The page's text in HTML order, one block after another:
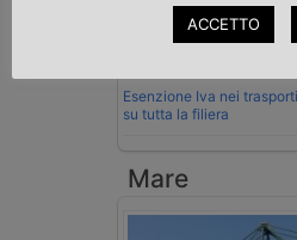
La Cassazione conferma
spedizioniere-vettore
Esenzione Iva nei
su tutta la filiera
Mare
ACCETTO